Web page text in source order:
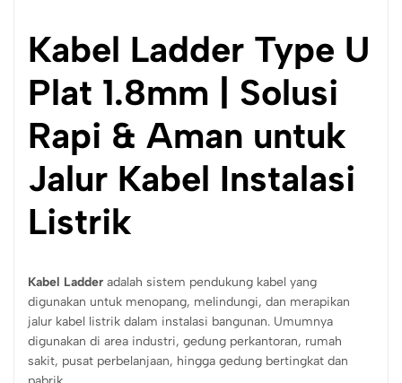
Kabel Ladder Type U
Plat 1.8mm | Solusi
Rapi & Aman untuk
Jalur Kabel Instalasi
Listrik
Kabel Ladder adalah sistem pendukung kabel yang
digunakan untuk menopang, melindungi, dan merapikan
jalur kabel listrik dalam instalasi bangunan. Umumnya
digunakan di area industri, gedung perkantoran, rumah
sakit, pusat perbelanjaan, hingga gedung bertingkat dan